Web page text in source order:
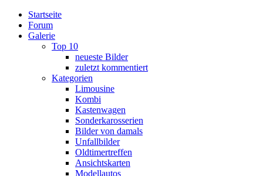
Startseite
Forum
Galerie
Top 10
neueste Bilder
zuletzt kommentiert
Kategorien
Limousine
Kombi
Kastenwagen
Sonderkarosserien
Bilder von damals
Unfallbilder
Oldtimertreffen
Ansichtskarten
Modellautos